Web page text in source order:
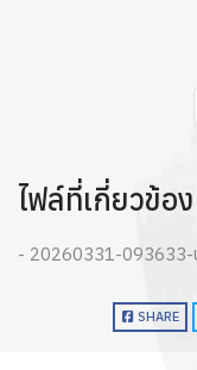
ไฟล์ที่เกี่ยวข้อง
- 20260331-093633-
SHARE